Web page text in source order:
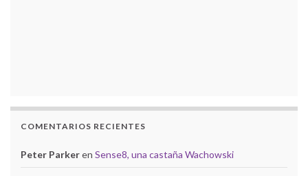
COMENTARIOS RECIENTES
Peter Parkeren Sense8, una castaña Wachowski